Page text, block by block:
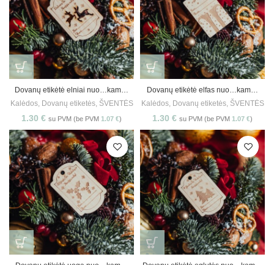
Dovanų etikėtė elniai nuo…kam…
Kalėdos, Dovanų etiketės, ŠVENTĖS
1.30 € su PVM (be PVM 1.07 €)
Dovanų etikėtė elfas nuo…kam…
Kalėdos, Dovanų etiketės, ŠVENTĖS
1.30 € su PVM (be PVM 1.07 €)